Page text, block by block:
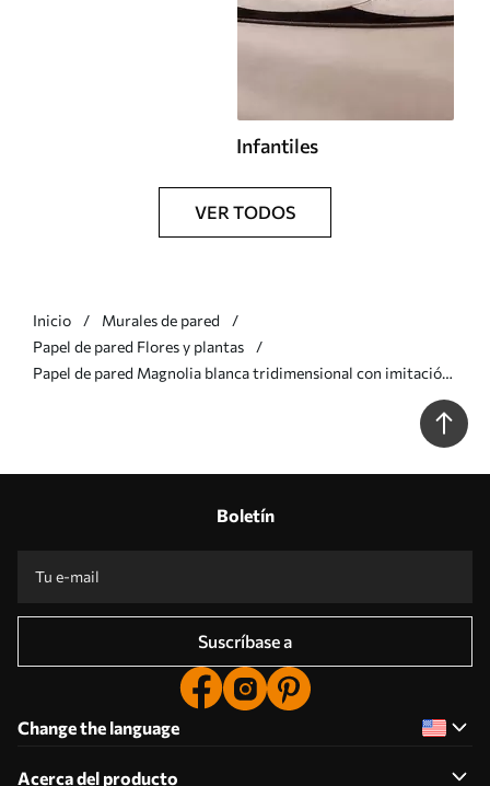
Infantiles
VER TODOS
Inicio
Murales de pared
Papel de pared Flores y plantas
Papel de pared Magnolia blanca tridimensional con imitación
Boletín
Suscríbase a
Change the language
Acerca del producto